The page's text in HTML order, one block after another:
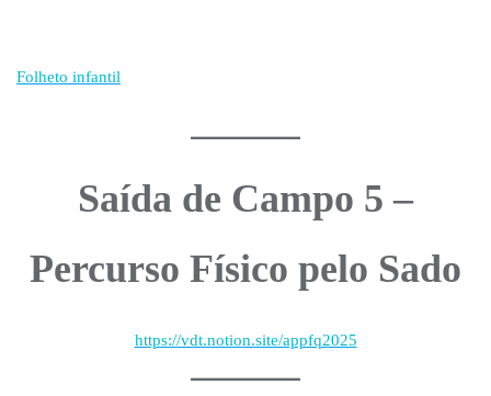
Folheto infantil
Saída de Campo 5 –
Percurso Físico pelo Sado
https://vdt.notion.site/appfq2025